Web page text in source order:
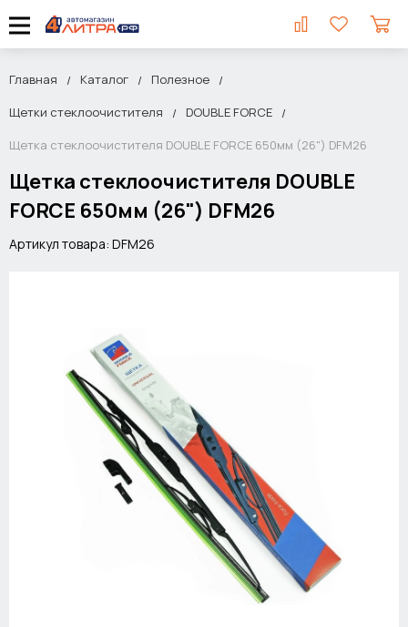
Главная Каталог
Полезное
Щетки стеклоочистителя
DOUBLE FORCE
Щетка стеклоочистителя DOUBLE FORCE 650мм (26") DFM26
Щетка стеклоочистителя DOUBLE
FORCE 650мм (26") DFM26
Артикул товара: DFM26